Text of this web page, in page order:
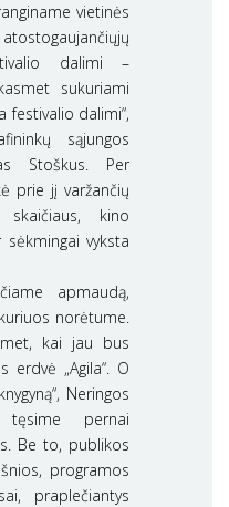
vietinės
dalimi –
sukuriami
festivalio dalimi“,
sąjungos
Stoškus. Per
prie jį varžančių
kino
vyksta
apmaudą,
norėtume.
kai jau bus
erdvė „Agila“. O
Neringos
pernai
Be to, publikos
programos
praplečiantys